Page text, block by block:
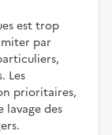
est trop
par
Les
prioritaires,
lavage des